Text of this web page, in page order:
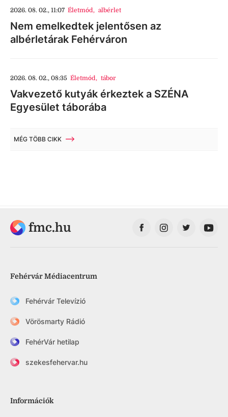
2026. 08. 02., 11:07 Életmód, albérlet
Nem emelkedtek jelentősen az
albérletárak Fehérváron
2026. 08. 02., 08:35 Életmód, tábor
Vakvezető kutyák érkeztek a SZÉNA
Egyesület táborába
MÉG TÖBB CIKK
fmc.hu
Fehérvár Médiacentrum
Fehérvár Televízió
Vörösmarty Rádió
FehérVár hetilap
szekesfehervar.hu
Információk